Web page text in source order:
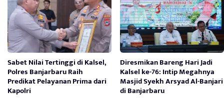
Sabet Nilai Tertinggi di Kalsel,
Polres Banjarbaru Raih
Predikat Pelayanan Prima dari
Kapolri
Diresmikan Bareng Hari Jadi
Kalsel ke-76: Intip Megahnya
Masjid Syekh Arsyad Al-Banjari
di Banjarbaru